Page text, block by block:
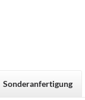
Sonderanfertigung